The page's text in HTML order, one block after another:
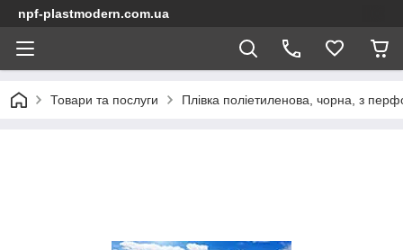
npf-plastmodern.com.ua
Товари та послуги Плівка поліетиленова, чорна, з